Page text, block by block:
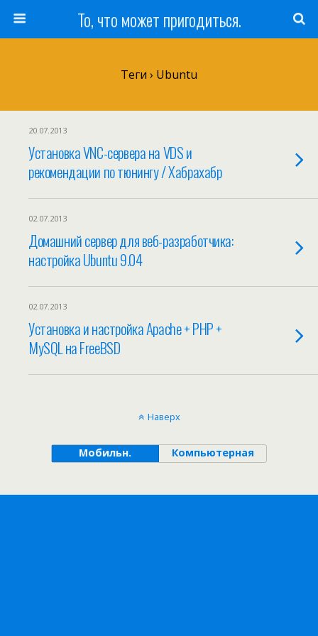
То, что может пригодиться.
Теги › Ubuntu
20.07.2013
Установка VNC-сервера на VDS и
рекомендации по тюнингу / Хабрахабр
02.07.2013
Домашний сервер для веб-разработчика:
настройка Ubuntu 9.04
02.07.2013
Установка и настройка Apache + PHP +
MySQL на FreeBSD
Наверх
Мобильн. Компьютерная